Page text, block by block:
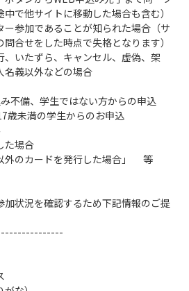
で他サイトに移動した場合も含む）
ー参加であることが知られた場合（サ
合せをした時点で失格となります）
、いたずら、キャンセル、虚偽、架
名義以外などの場合
不備、学生ではない方からの申込
歳未満の学生からのお申込
た場合
外のカードを発行した場合」 等
加状況を確認するため下記情報のご提